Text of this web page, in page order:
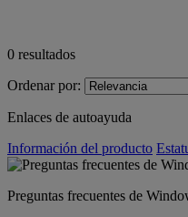
0 resultados
Ordenar por:
Enlaces de autoayuda
Información del producto
Preguntas frecuentes de